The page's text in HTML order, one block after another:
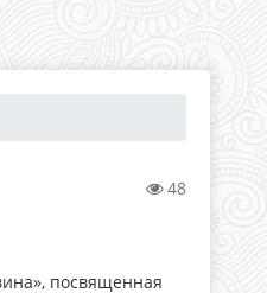
48
посвященная